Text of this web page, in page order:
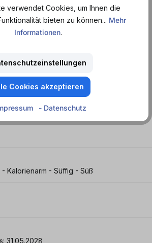
Die praktische Dose sorgt dafür,
immer griffbereit ist.
und Hagebutte mit Erdbeer-Kiwi
Kalorienarm - Süffig - Süß
Mindestens haltbar bis: 31.05.2028
verwendet Cookies, um Ihnen die
bieten zu können... Mehr
Informationen.
Cookies akzeptieren
- Datenschutz